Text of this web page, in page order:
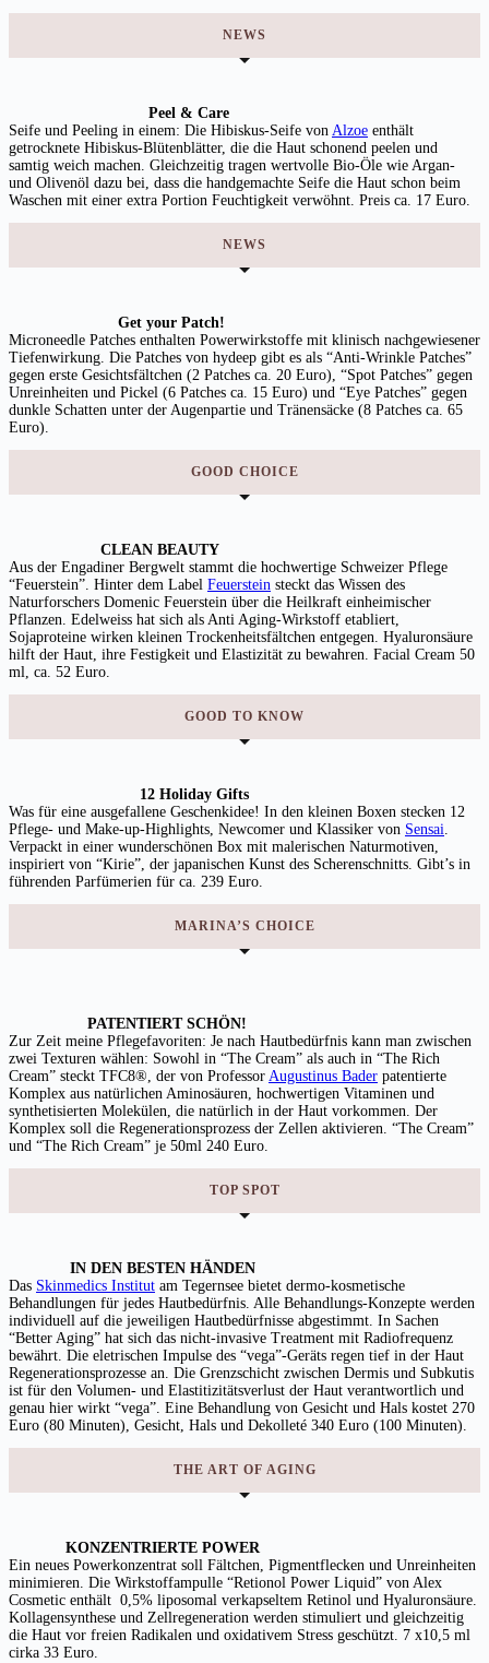
NEWS
Peel & Care
Seife und Peeling in einem: Die Hibiskus-Seife von Alzoe enthält
getrocknete Hibiskus-Blütenblätter, die die Haut schonend peelen und
samtig weich machen. Gleichzeitig tragen wertvolle Bio-Öle wie Argan-
und Olivenöl dazu bei, dass die handgemachte Seife die Haut schon beim
Waschen mit einer extra Portion Feuchtigkeit verwöhnt. Preis ca. 17 Euro.
NEWS
Get your Patch!
Microneedle Patches enthalten Powerwirkstoffe mit klinisch nachgewiesener
Tiefenwirkung. Die Patches von hydeep gibt es als “Anti-Wrinkle Patches”
gegen erste Gesichtsfältchen (2 Patches ca. 20 Euro), “Spot Patches” gegen
Unreinheiten und Pickel (6 Patches ca. 15 Euro) und “Eye Patches” gegen
dunkle Schatten unter der Augenpartie und Tränensäcke (8 Patches ca. 65
Euro).
GOOD CHOICE
CLEAN BEAUTY
Aus der Engadiner Bergwelt stammt die hochwertige Schweizer Pflege
“Feuerstein”. Hinter dem Label Feuerstein steckt das Wissen des
Naturforschers Domenic Feuerstein über die Heilkraft einheimischer
Pflanzen. Edelweiss hat sich als Anti Aging-Wirkstoff etabliert,
Sojaproteine wirken kleinen Trockenheitsfältchen entgegen. Hyaluronsäure
hilft der Haut, ihre Festigkeit und Elastizität zu bewahren. Facial Cream 50
ml, ca. 52 Euro.
GOOD TO KNOW
12 Holiday Gifts
Was für eine ausgefallene Geschenkidee! In den kleinen Boxen stecken 12
Pflege- und Make-up-Highlights, Newcomer und Klassiker von Sensai
Verpackt in einer wunderschönen Box mit malerischen Naturmotiven,
inspiriert von “Kirie”, der japanischen Kunst des Scherenschnitts. Gibt’s in
führenden Parfümerien für ca. 239 Euro.
MARINA’S CHOICE
PATENTIERT SCHÖN!
Zur Zeit meine Pflegefavoriten: Je nach Hautbedürfnis kann man zwischen
zwei Texturen wählen: Sowohl in “The Cream” als auch in “The Rich
Cream” steckt TFC8®, der von Professor Augustinus Bader patentierte
Komplex aus natürlichen Aminosäuren, hochwertigen Vitaminen und
synthetisierten Molekülen, die natürlich in der Haut vorkommen. Der
Komplex soll die Regenerationsprozess der Zellen aktivieren. “The Cream”
und “The Rich Cream” je 50ml 240 Euro.
TOP SPOT
IN DEN BESTEN HÄNDEN
Das Skinmedics Institut am Tegernsee bietet dermo-kosmetische
Behandlungen für jedes Hautbedürfnis. Alle Behandlungs-Konzepte werden
individuell auf die jeweiligen Hautbedürfnisse abgestimmt. In Sachen
“Better Aging” hat sich das nicht-invasive Treatment mit Radiofrequenz
bewährt. Die eletrischen Impulse des “vega”-Geräts regen tief in der Haut
Regenerationsprozesse an. Die Grenzschicht zwischen Dermis und Subkutis
ist für den Volumen- und Elastitizitätsverlust der Haut verantwortlich und
genau hier wirkt “vega”. Eine Behandlung von Gesicht und Hals kostet 270
Euro (80 Minuten), Gesicht, Hals und Dekolleté 340 Euro (100 Minuten).
THE ART OF AGING
KONZENTRIERTE POWER
Ein neues Powerkonzentrat soll Fältchen, Pigmentflecken und Unreinheiten
minimieren. Die Wirkstoffampulle “Retionol Power Liquid” von Alex
Cosmetic enthält 0,5% liposomal verkapseltem Retinol und Hyaluronsäure.
Kollagensynthese und Zellregeneration werden stimuliert und gleichzeitig
die Haut vor freien Radikalen und oxidativem Stress geschützt. 7 x10,5 ml
cirka 33 Euro.